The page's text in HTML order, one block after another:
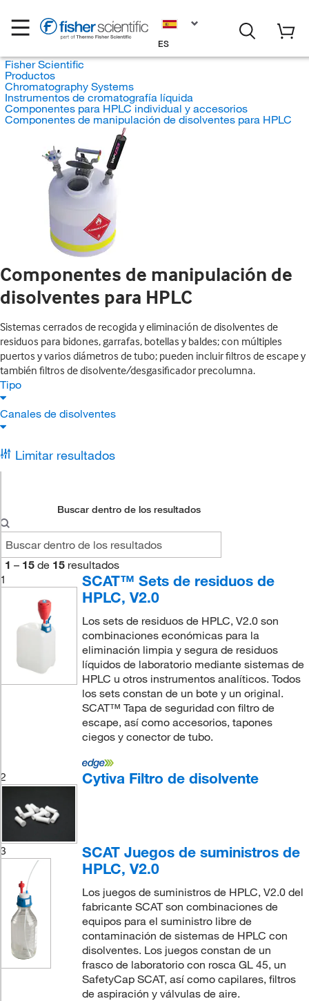
ES
Fisher Scientific
Productos
Chromatography Systems
Instrumentos de cromatografía líquida
Componentes para HPLC individual y accesorios
Componentes de manipulación de disolventes para HPLC
Componentes de manipulación de
disolventes para HPLC
Sistemas cerrados de recogida y eliminación de disolventes de
residuos para bidones, garrafas, botellas y baldes; con múltiples
puertos y varios diámetros de tubo; pueden incluir filtros de escape y
también filtros de disolvente/desgasificador precolumna.
Tipo
Canales de disolventes
Limitar resultados
Buscar dentro de los resultados
1 – 15 de 15 resultados
1
SCAT™ Sets de residuos de
HPLC, V2.0
Los sets de residuos de HPLC, V2.0 son
combinaciones económicas para la
eliminación limpia y segura de residuos
líquidos de laboratorio mediante sistemas de
HPLC u otros instrumentos analíticos. Todos
los sets constan de un bote y un original.
SCAT™ Tapa de seguridad con filtro de
escape, así como accesorios, tapones
ciegos y conector de tubo.
2 Cytiva Filtro de disolvente
3
SCAT Juegos de suministros de
HPLC, V2.0
Los juegos de suministros de HPLC, V2.0 del
fabricante SCAT son combinaciones de
equipos para el suministro libre de
contaminación de sistemas de HPLC con
disolventes. Los juegos constan de un
frasco de laboratorio con rosca GL 45, un
SafetyCap SCAT, así como capilares, filtros
de aspiración y válvulas de aire.